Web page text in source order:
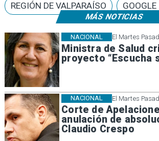
MÁS NOTICIAS
El Martes
Ministra de Salud
proyecto “Escucha
NACIONAL
El Martes
Corte de
anulación de
Claudio Crespo
NACIONAL
REGIÓN DE VALPARAÍSO
GOOGLE